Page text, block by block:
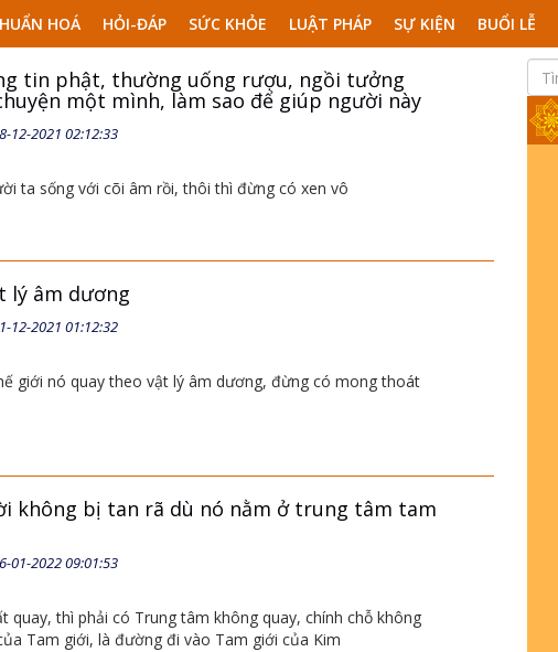
HOÁ HỎI-ĐÁP SỨC KHỎE LUẬT PHÁP SỰ KIỆN BUỔI LỄ
tin phật, thường uống rượu, ngồi tưởng
một mình, làm sao để giúp người này
12-2021 02:12:33
ta sống với cõi âm rồi, thôi thì đừng có xen vô
lý âm dương
12-2021 01:12:32
giới nó quay theo vật lý âm dương, đừng có mong thoát
không bị tan rã dù nó nằm ở trung tâm tam
01-2022 09:01:53
quay, thì phải có Trung tâm không quay, chính chỗ không
Tam giới, là đường đi vào Tam giới của Kim